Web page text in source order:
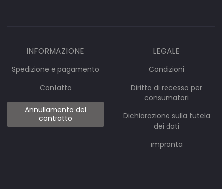
INFORMAZIONE
Spedizione e pagamento
Contatto
Annullamento del
contratto
LEGALE
Condizioni
Diritto di recesso per
consumatori
Dichiarazione sulla tutela
dei dati
impronta